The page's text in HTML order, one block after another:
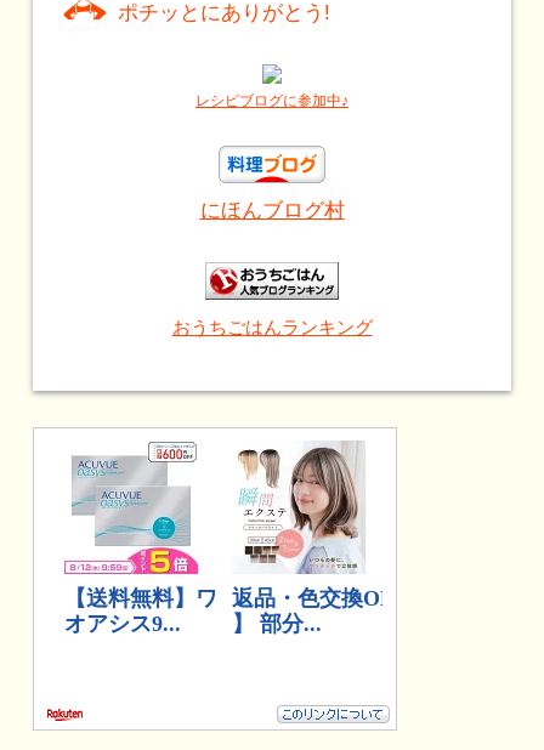
ポチッとにありがとう!
レシピブログに参加中♪
にほんブログ村
おうちごはんランキング